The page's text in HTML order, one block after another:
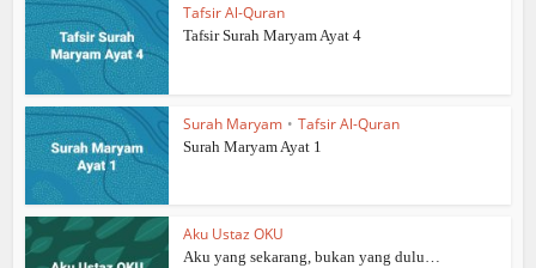
Tafsir Al-Quran
Tafsir Surah Maryam Ayat 4
Surah Maryam • Tafsir Al-Quran
Surah Maryam Ayat 1
Aku Ustaz OKU
Aku yang sekarang, bukan yang dulu…